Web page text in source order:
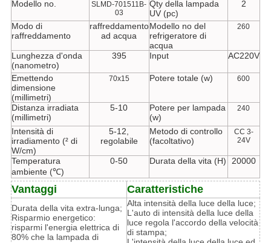
Modello no.
SLMD-701511B-
03
Qty della lampada
UV (pc)
2
Modo di
raffreddamento
raffreddamento
ad acqua
Modello no del
refrigeratore di
acqua
260
Lunghezza d'onda
(nanometro)
395 Input AC220V
Emettendo
dimensione
(millimetri)
70x15 Potere totale (w) 600
Distanza irradiata
(millimetri)
5-10
Potere per lampada
(w)
240
Intensità di
irradiamento (² di
W/cm)
5-12,
regolabile
Metodo di controllo
(facoltativo)
CC 3-
24V
Temperatura
ambiente (℃)
0-50 Durata della vita (H) 20000
Vantaggi Caratteristiche
Durata della vita extra-lunga;
Risparmio energetico:
risparmi l'energia elettrica di
80% che la lampada di
Alta intensità della luce della luce;
L'auto di intensità della luce della
luce regola l'accordo della velocità
di stampa;